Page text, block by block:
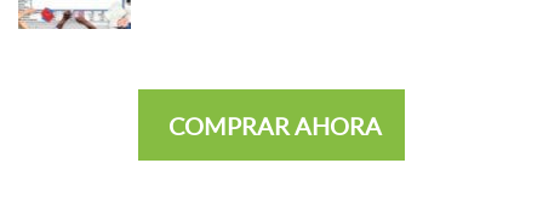
COMPRAR AHORA